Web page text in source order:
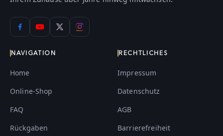
NAVIGATION
Home
Online-Shop
FAQ
Rückgaben
RECHTLICHES
Impressum
Datenschutz
AGB
Barrierefreiheit